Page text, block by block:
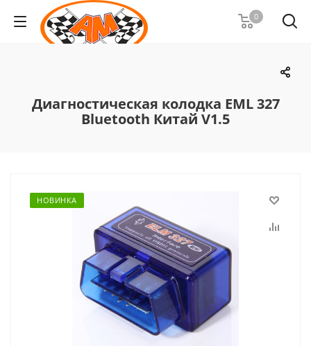
0
Диагностическая колодка EML 327
Bluetooth Китай V1.5
НОВИНКА